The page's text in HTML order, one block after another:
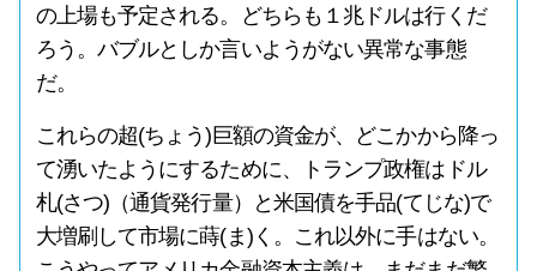
の上場も予定される。どちらも１兆ドルは行くだ
ろう。バブルとしか言いようがない異常な事態
だ。
これらの超(ちょう)巨額の資金が、どこかから降っ
て湧いたようにするために、トランプ政権はドル
札(さつ)（通貨発行量）と米国債を手品(てじな)で
大増刷して市場に蒔(ま)く。これ以外に手はない。